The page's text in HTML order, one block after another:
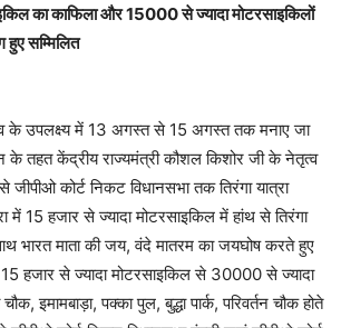
का काफिला और 15000 से ज्यादा मोटरसाइकिलों
सम्मिलित
के उपलक्ष्य में 13 अगस्त से 15 अगस्त तक मनाए जा
के तहत केंद्रीय राज्यमंत्री कौशल किशोर जी के नेतृत्व
जीपीओ कोर्ट निकट विधानसभा तक तिरंगा यात्रा
में 15 हजार से ज्यादा मोटरसाइकिल में हांथ से तिरंगा
भारत माता की जय, वंदे मातरम का जयघोष करते हुए
हजार से ज्यादा मोटरसाइकिल से 30000 से ज्यादा
इमामबाड़ा, पक्का पुल, बुद्धा पार्क, परिवर्तन चौक होते